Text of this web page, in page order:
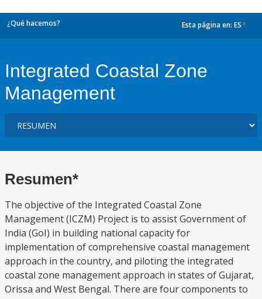
¿Qué hacemos? Esta página en: ES
Integrated Coastal Zone
Management
Resumen*
The objective of the Integrated Coastal Zone
Management (ICZM) Project is to assist Government of
India (GoI) in building national capacity for
implementation of comprehensive coastal management
approach in the country, and piloting the integrated
coastal zone management approach in states of Gujarat,
Orissa and West Bengal. There are four components to